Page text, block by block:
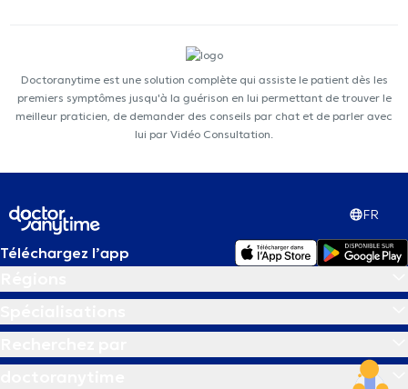
Doctoranytime est une solution complète qui assiste le patient dès les
premiers symptômes jusqu'à la guérison en lui permettant de trouver le
meilleur praticien, de demander des conseils par chat et de parler avec
lui par Vidéo Consultation.
FR
Téléchargez l’app